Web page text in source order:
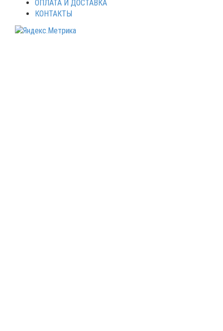
ОПЛАТА И ДОСТАВКА
КОНТАКТЫ